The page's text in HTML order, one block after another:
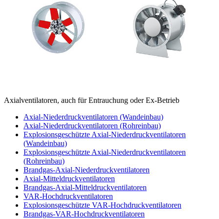
Axialventilatoren, auch für Entrauchung oder Ex-Betrieb
Axial-Niederdruckventilatoren (Wandeinbau)
Axial-Niederdruckventilatoren (Rohreinbau)
Explosionsgeschützte Axial-Niederdruckventilatoren
(Wandeinbau)
Explosionsgeschützte Axial-Niederdruckventilatoren
(Rohreinbau)
Brandgas-Axial-Niederdruckventilatoren
Axial-Mitteldruckventilatoren
Brandgas-Axial-Mitteldruckventilatoren
VAR-Hochdruckventilatoren
Explosionsgeschützte VAR-Hochdruckventilatoren
Brandgas-VAR-Hochdruckventilatoren